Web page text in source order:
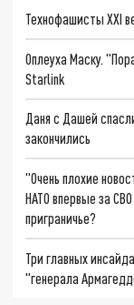
Технофашисты XXI
Оплеуха Маску.
Starlink
Даня с Дашей
закончились
"Очень плохие
НАТО впервые за
приграничье?
Три главных
"генерала